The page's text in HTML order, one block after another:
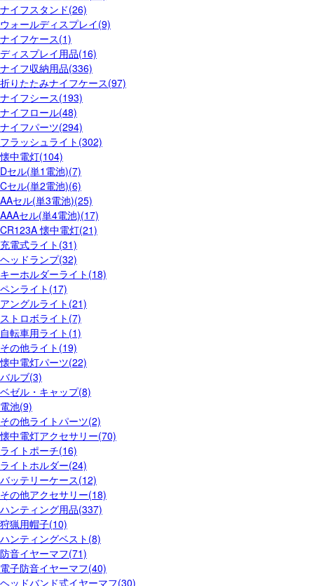
ナイフスタンド(26)
ウォールディスプレイ(9)
ナイフケース(1)
ディスプレイ用品(16)
ナイフ収納用品(336)
折りたたみナイフケース(97)
ナイフシース(193)
ナイフロール(48)
ナイフパーツ(294)
フラッシュライト(302)
懐中電灯(104)
Dセル(単1電池)(7)
Cセル(単2電池)(6)
AAセル(単3電池)(25)
AAAセル(単4電池)(17)
CR123A 懐中電灯(21)
充電式ライト(31)
ヘッドランプ(32)
キーホルダーライト(18)
ペンライト(17)
アングルライト(21)
ストロボライト(7)
自転車用ライト(1)
その他ライト(19)
懐中電灯パーツ(22)
バルブ(3)
ベゼル・キャップ(8)
電池(9)
その他ライトパーツ(2)
懐中電灯アクセサリー(70)
ライトポーチ(16)
ライトホルダー(24)
バッテリーケース(12)
その他アクセサリー(18)
ハンティング用品(337)
狩猟用帽子(10)
ハンティングベスト(8)
防音イヤーマフ(71)
電子防音イヤーマフ(40)
ヘッドバンド式イヤーマフ(30)